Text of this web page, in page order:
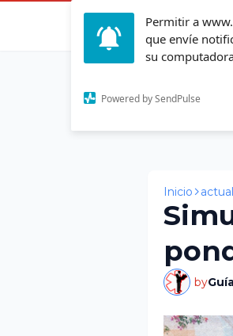
Permitir a
que envíe
su
Powered by SendPulse
Inicio
by